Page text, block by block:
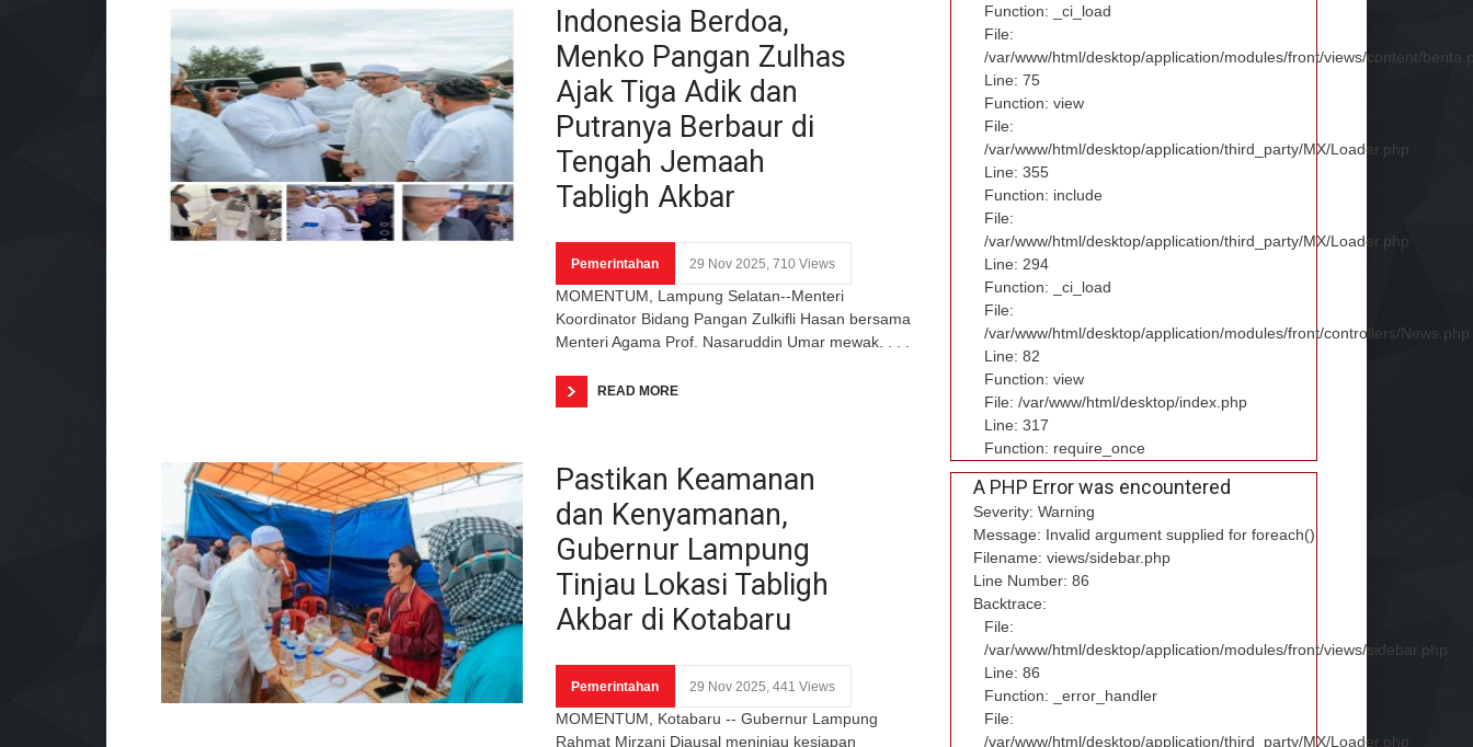
Indonesia Berdoa,
Menko Pangan Zulhas
Ajak Tiga Adik dan
Putranya Berbaur di
Tengah Jemaah
Tabligh Akbar
Pemerintahan 29 Nov 2025, 710 Views
MOMENTUM, Lampung Selatan--Menteri
Koordinator Bidang Pangan Zulkifli Hasan bersama
Menteri Agama Prof. Nasaruddin Umar mewak. . . .
READ MORE
Pastikan Keamanan
dan Kenyamanan,
Gubernur Lampung
Tinjau Lokasi Tabligh
Akbar di Kotabaru
Pemerintahan 29 Nov 2025, 441 Views
MOMENTUM, Kotabaru -- Gubernur Lampung
Rahmat Mirzani Djausal meninjau kesiapan
Function: _ci_load
File:
/var/www/html/desktop/application/modules/front/views/content/
Line: 75
Function: view
File:
/var/www/html/desktop/application/third_party/MX/Loader.php
Line: 355
Function: include
File:
/var/www/html/desktop/application/third_party/MX/Loader.php
Line: 294
Function: _ci_load
File:
/var/www/html/desktop/application/modules/front/controllers/News.php
Line: 82
Function: view
File: /var/www/html/desktop/index.php
Line: 317
Function: require_once
A PHP Error was encountered
Severity: Warning
Message: Invalid argument supplied for foreach()
Filename: views/sidebar.php
Line Number: 86
Backtrace:
File:
/var/www/html/desktop/application/modules/front/views/sidebar.php
Line: 86
Function: _error_handler
File:
/var/www/html/desktop/application/third_party/MX/Loader.php